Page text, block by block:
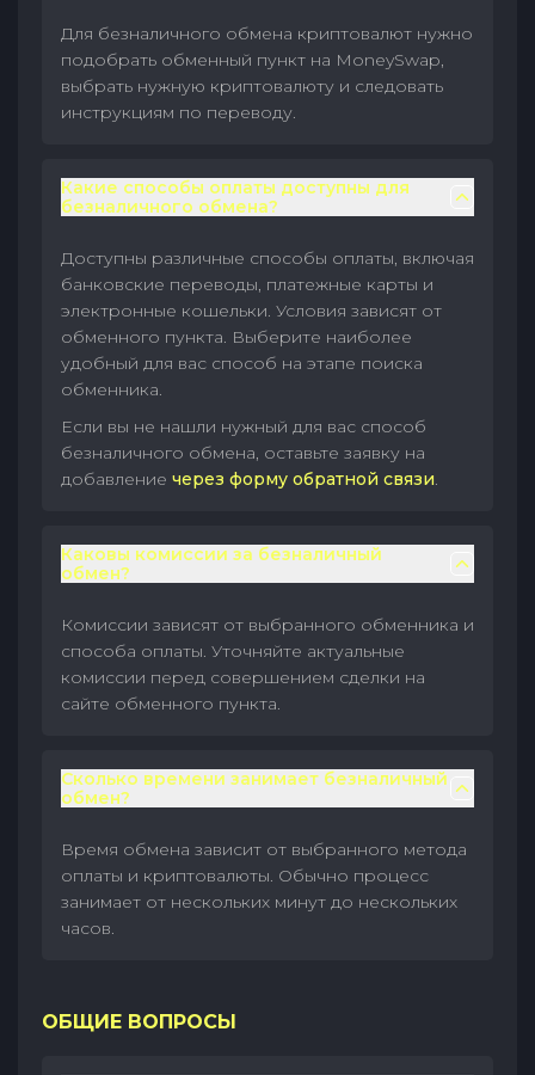
Для безналичного обмена криптовалют нужно
подобрать обменный пункт на MoneySwap,
выбрать нужную криптовалюту и следовать
инструкциям по переводу.
Какие способы оплаты доступны для
безналичного обмена?
Доступны различные способы оплаты, включая
банковские переводы, платежные карты и
электронные кошельки. Условия зависят от
обменного пункта. Выберите наиболее
удобный для вас способ на этапе поиска
обменника.
Если вы не нашли нужный для вас способ
безналичного обмена, оставьте заявку на
добавление через форму обратной связи.
Каковы комиссии за безналичный
обмен?
Комиссии зависят от выбранного обменника и
способа оплаты. Уточняйте актуальные
комиссии перед совершением сделки на
сайте обменного пункта.
Сколько времени занимает безналичный
обмен?
Время обмена зависит от выбранного метода
оплаты и криптовалюты. Обычно процесс
занимает от нескольких минут до нескольких
часов.
ОБЩИЕ ВОПРОСЫ